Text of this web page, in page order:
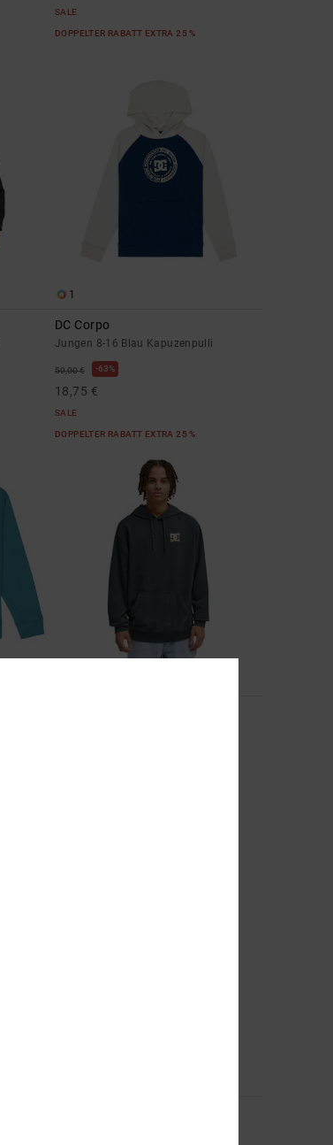
SALE
DOPPELTER RABATT EXTRA 25 %
1
DC Corpo
Jungen 8-16 Blau Kapuzenpulli
50,00 € 63%
18,75 €
SALE
DOPPELTER RABATT EXTRA 25 %